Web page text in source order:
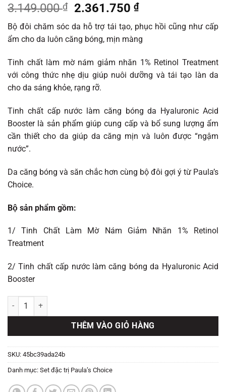
3.149.000₫
Giá
gốc
là:
3.149.000 ₫.
2.361.750₫Giá
hiện
tại
là:
2.361.750 ₫.
Bộ đôi chăm sóc da hỗ trợ tái tạo, phục hồi cũng như cấp
ẩm cho da luôn căng bóng, mịn màng
Tinh chất làm mờ nám giảm nhăn 1% Retinol Treatment
với công thức nhẹ dịu giúp nuôi dưỡng và tái tạo làn da
cho da sáng khỏe, rạng rỡ.
Tinh chất cấp nước làm căng bóng da Hyaluronic Acid
Booster là sản phẩm giúp cung cấp và bổ sung lượng ẩm
cần thiết cho da giúp da căng mịn và luôn được “ngậm
nước”.
Da căng bóng và săn chắc hơn cùng bộ đôi gợi ý từ Paula’s
Choice.
Bộ sản phẩm gồm:
1/ Tinh Chất Làm Mờ Nám Giảm Nhăn 1% Retinol
Treatment
2/ Tinh chất cấp nước làm căng bóng da Hyaluronic Acid
Booster
Bộ Sản Phẩm Retinol + HA Booster Mờ Nám, Căng Bóng Da số lượng
THÊM VÀO GIỎ HÀNG
SKU: 45bc39ada24b
Danh mục: Set đặc trị Paula’s Choice